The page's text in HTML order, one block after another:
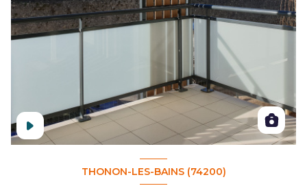
THONON-LES-BAINS (74200)